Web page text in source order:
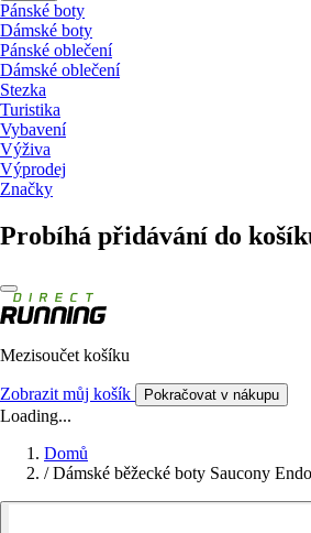
Pánské boty
Dámské boty
Pánské oblečení
Dámské oblečení
Stezka
Turistika
Vybavení
Výživa
Výprodej
Značky
Probíhá přidávání do
Mezisoučet košíku
Zobrazit můj košík Pokračovat v nákupu
Loading...
Domů
/ Dámské běžecké boty Saucony